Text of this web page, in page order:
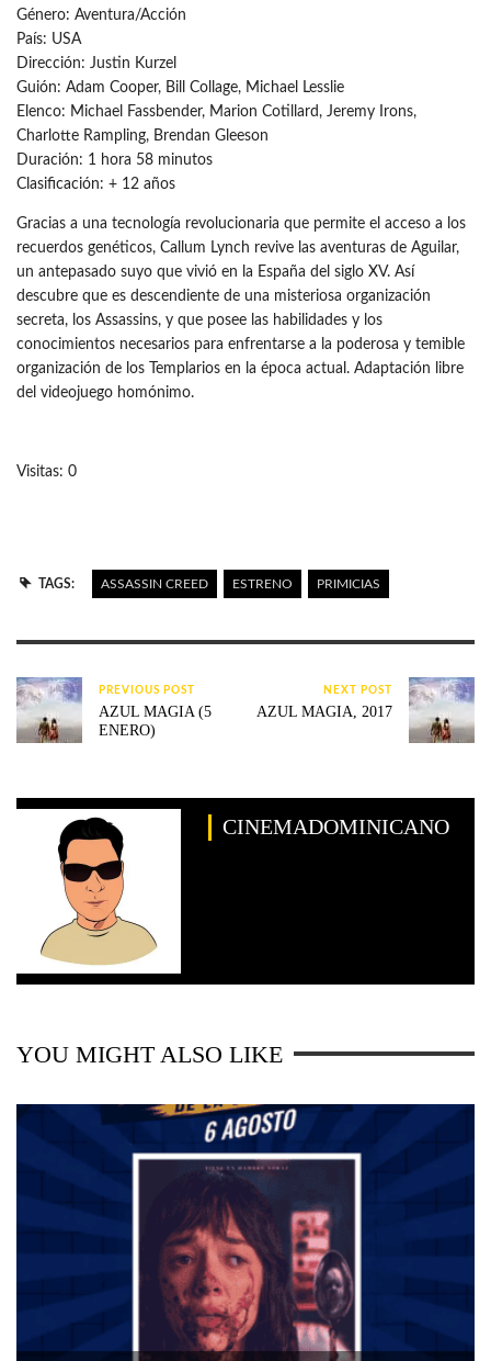
Género: Aventura/Acción
País: USA
Dirección: Justin Kurzel
Guión: Adam Cooper, Bill Collage, Michael Lesslie
Elenco: Michael Fassbender, Marion Cotillard, Jeremy Irons,
Charlotte Rampling, Brendan Gleeson
Duración: 1 hora 58 minutos
Clasificación: + 12 años
Gracias a una tecnología revolucionaria que permite el acceso a los
recuerdos genéticos, Callum Lynch revive las aventuras de Aguilar,
un antepasado suyo que vivió en la España del siglo XV. Así
descubre que es descendiente de una misteriosa organización
secreta, los Assassins, y que posee las habilidades y los
conocimientos necesarios para enfrentarse a la poderosa y temible
organización de los Templarios en la época actual. Adaptación libre
del videojuego homónimo.
Visitas: 0
TAGS: ASSASSIN CREED ESTRENO PRIMICIAS
PREVIOUS POST
AZUL MAGIA (5
ENERO)
NEXT POST
AZUL MAGIA, 2017
CINEMADOMINICANO
YOU MIGHT ALSO LIKE